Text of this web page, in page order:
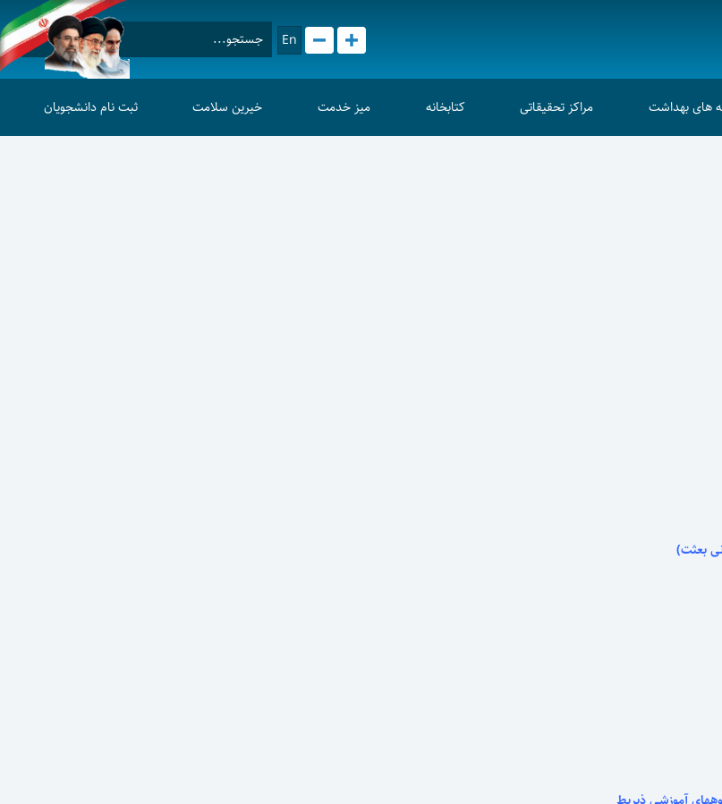
En
های بهداشت مراکز تحقیقاتی کتابخانه میز خدمت خیرین سلامت ثبت نام دانشجویان